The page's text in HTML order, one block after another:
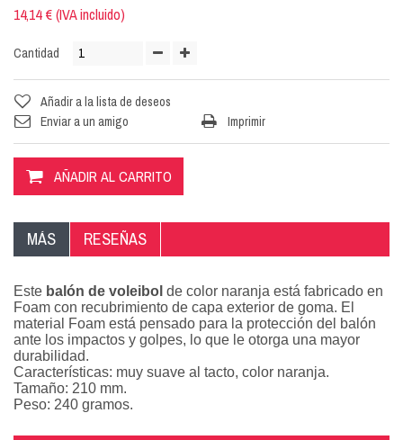
14,14 € (IVA incluido)
Cantidad
Añadir a la lista de deseos
Enviar a un amigo
Imprimir
AÑADIR AL CARRITO
MÁS RESEÑAS
Este balón de voleibol de color naranja está fabricado en
Foam con recubrimiento de capa exterior de goma. El
material Foam está pensado para la protección del balón
ante los impactos y golpes, lo que le otorga una mayor
durabilidad.
Características: muy suave al tacto, color naranja.
Tamaño: 210 mm.
Peso: 240 gramos.